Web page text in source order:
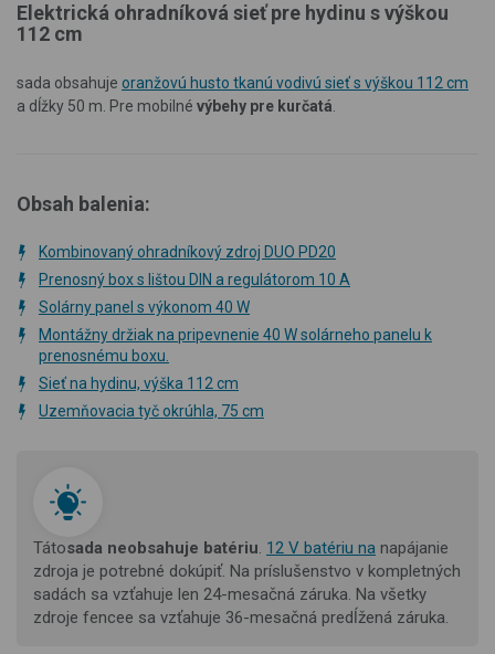
Elektrická ohradníková sieť pre hydinu s výškou
112 cm
sada obsahuje oranžovú husto tkanú vodivú sieť s výškou 112 cm
a dĺžky 50 m. Pre mobilné výbehy pre kurčatá
Obsah balenia:
Kombinovaný ohradníkový zdroj DUO PD20
Prenosný box s lištou DIN a regulátorom 10 A
Solárny panel s výkonom 40 W
Montážny držiak na pripevnenie 40 W solárneho panelu k
prenosnému boxu.
Sieť na hydinu, výška 112 cm
Uzemňovacia tyč okrúhla, 75 cm
Tátosada neobsahuje batériu. 12 V batériu na napájanie
zdroja je potrebné dokúpiť. Na príslušenstvo v kompletných
sadách sa vzťahuje len 24-mesačná záruka. Na všetky
zdroje fencee sa vzťahuje 36-mesačná predĺžená záruka.